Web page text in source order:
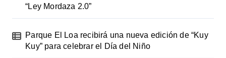
“Ley Mordaza 2.0”
Parque El Loa recibirá una nueva edición de “Kuy
Kuy” para celebrar el Día del Niño